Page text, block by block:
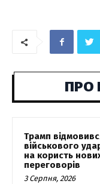
ПРО
Трамп
військового
на користь
переговорів
3 Серпня, 2026